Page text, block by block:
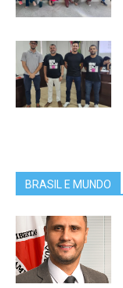
BRASIL E MUNDO